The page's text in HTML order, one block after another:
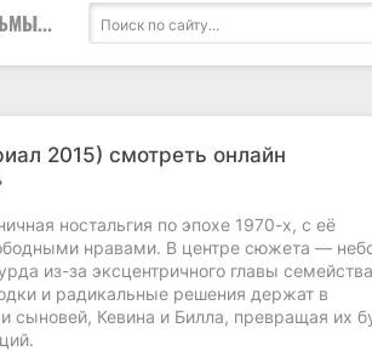
...
2015) смотреть онлайн
ностальгия по эпохе 1970-х, с её
нравами. В центре сюжета —
из-за эксцентричного главы
и радикальные решения держат в
Кевина и Билла, превращая их